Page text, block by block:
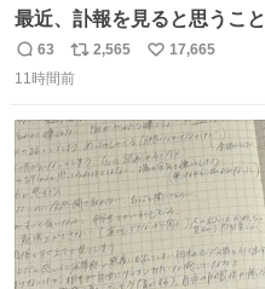
最近、訃報を見ると思うこと
返
信
63
リ
ポ
ト
数
2,565
い
数
17,665
11時間前